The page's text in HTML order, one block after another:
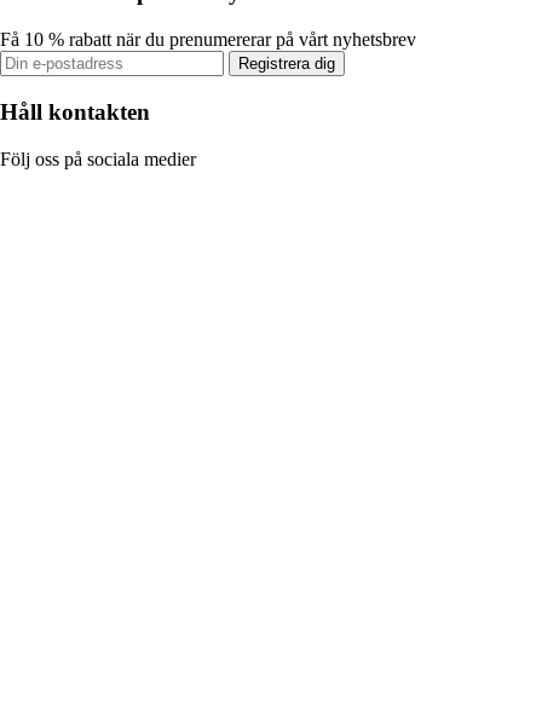
Få 10 % rabatt när du prenumererar på vårt nyhetsbrev
Registrera dig
Håll kontakten
Följ oss på sociala medier